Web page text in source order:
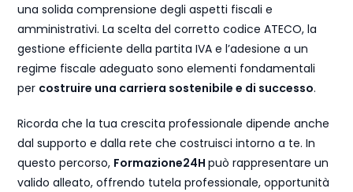
una solida comprensione degli aspetti fiscali e
amministrativi. La scelta del corretto codice ATECO, la
gestione efficiente della partita IVA e l’adesione a un
regime fiscale adeguato sono elementi fondamentali
per costruire una carriera sostenibile e di successo.
Ricorda che la tua crescita professionale dipende anche
dal supporto e dalla rete che costruisci intorno a te. In
questo percorso, Formazione24Hpuò rappresentare un
valido alleato, offrendo tutela professionale, opportunità